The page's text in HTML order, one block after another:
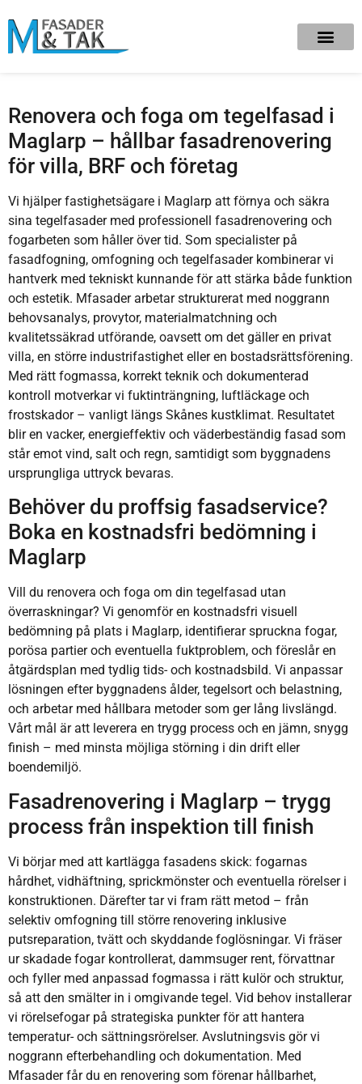
Renovera och foga om tegelfasad i
Maglarp – hållbar fasadrenovering
för villa, BRF och företag
Vi hjälper fastighetsägare i Maglarp att förnya och säkra
sina tegelfasader med professionell fasadrenovering och
fogarbeten som håller över tid. Som specialister på
fasadfogning, omfogning och tegelfasader kombinerar vi
hantverk med tekniskt kunnande för att stärka både funktion
och estetik. Mfasader arbetar strukturerat med noggrann
behovsanalys, provytor, materialmatchning och
kvalitetssäkrad utförande, oavsett om det gäller en privat
villa, en större industrifastighet eller en bostadsrättsförening.
Med rätt fogmassa, korrekt teknik och dokumenterad
kontroll motverkar vi fuktinträngning, luftläckage och
frostskador – vanligt längs Skånes kustklimat. Resultatet
blir en vacker, energieffektiv och väderbeständig fasad som
står emot vind, salt och regn, samtidigt som byggnadens
ursprungliga uttryck bevaras.
Behöver du proffsig fasadservice?
Boka en kostnadsfri bedömning i
Maglarp
Vill du renovera och foga om din tegelfasad utan
överraskningar? Vi genomför en kostnadsfri visuell
bedömning på plats i Maglarp, identifierar spruckna fogar,
porösa partier och eventuella fuktproblem, och föreslår en
åtgärdsplan med tydlig tids- och kostnadsbild. Vi anpassar
lösningen efter byggnadens ålder, tegelsort och belastning,
och arbetar med hållbara metoder som ger lång livslängd.
Vårt mål är att leverera en trygg process och en jämn, snygg
finish – med minsta möjliga störning i din drift eller
boendemiljö.
Fasadrenovering i Maglarp – trygg
process från inspektion till finish
Vi börjar med att kartlägga fasadens skick: fogarnas
hårdhet, vidhäftning, sprickmönster och eventuella rörelser i
konstruktionen. Därefter tar vi fram rätt metod – från
selektiv omfogning till större renovering inklusive
putsreparation, tvätt och skyddande foglösningar. Vi fräser
ur skadade fogar kontrollerat, dammsuger rent, förvattnar
och fyller med anpassad fogmassa i rätt kulör och struktur,
så att den smälter in i omgivande tegel. Vid behov installerar
vi rörelsefogar på strategiska punkter för att hantera
temperatur- och sättningsrörelser. Avslutningsvis gör vi
noggrann efterbehandling och dokumentation. Med
Mfasader får du en renovering som förenar hållbarhet,